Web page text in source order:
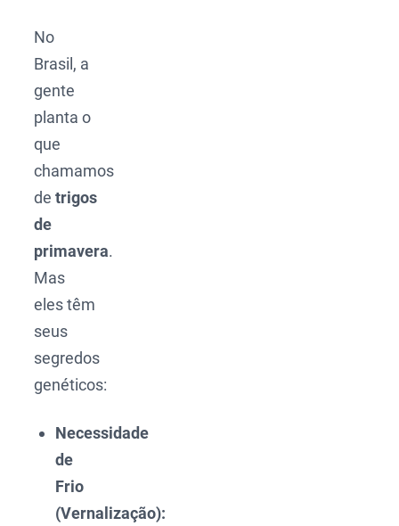
No
Brasil, a
gente
planta o
que
chamamos
detrigos
de
primavera.
Mas
eles têm
seus
segredos
genéticos:
Necessidade
de
Frio
(Vernalização):